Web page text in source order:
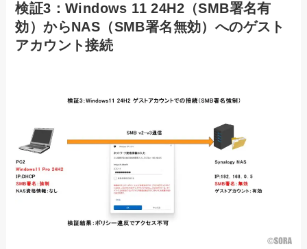
検証3：Windows 11 24H2（SMB署名有
効）からNAS（SMB署名無効）へのゲスト
アカウント接続